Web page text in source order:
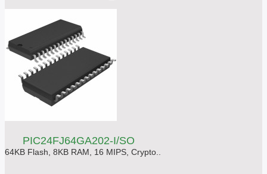
PIC24FJ64GA202-I/SO
64KB Flash, 8KB RAM, 16 MIPS, Crypto..